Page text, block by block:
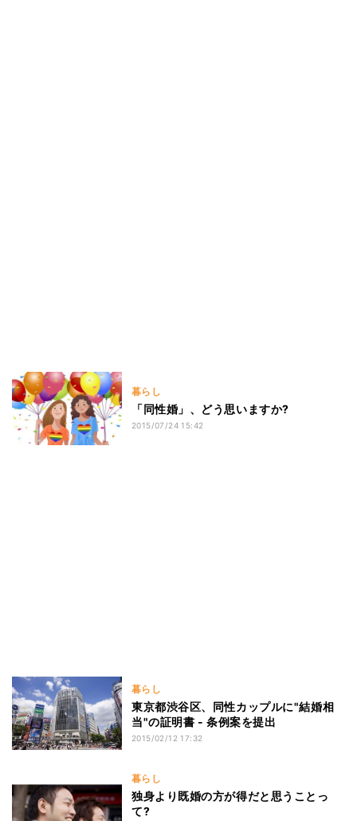
暮らし
「同性婚」、どう思いますか?
2015/07/24 15:42
暮らし
東京都渋谷区、同性カップルに"結婚相
当"の証明書 - 条例案を提出
2015/02/12 17:32
暮らし
独身より既婚の方が得だと思うことっ
て?